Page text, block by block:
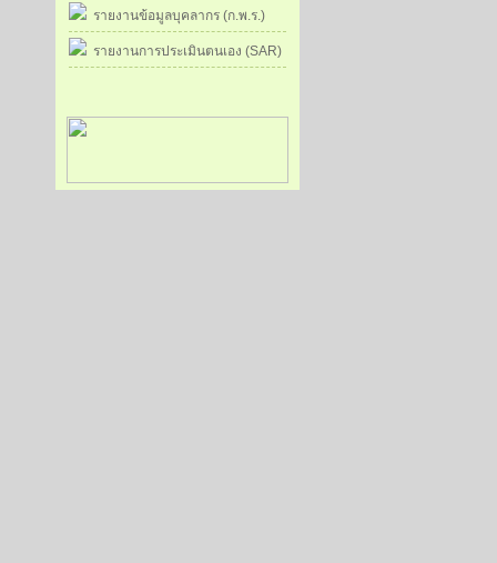
รายงานข้อมูลบุคลากร (ก.พ.ร.)
รายงานการประเมินตนเอง (SAR)